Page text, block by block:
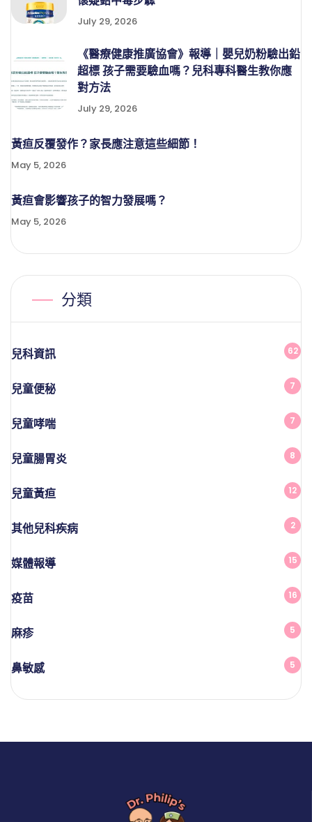
July 29, 2026
《醫療健康推廣協會》報導｜嬰兒奶粉驗出鉛
超標 孩子需要驗血嗎？兒科專科醫生教你應
對方法
July 29, 2026
黃疸反覆發作？家長應注意這些細節！
May 5, 2026
黃疸會影響孩子的智力發展嗎？
May 5, 2026
分類
兒科資訊 62
兒童便秘 7
兒童哮喘 7
兒童腸胃炎 8
兒童黃疸 12
其他兒科疾病 2
媒體報導 15
疫苗 16
麻疹 5
鼻敏感 5